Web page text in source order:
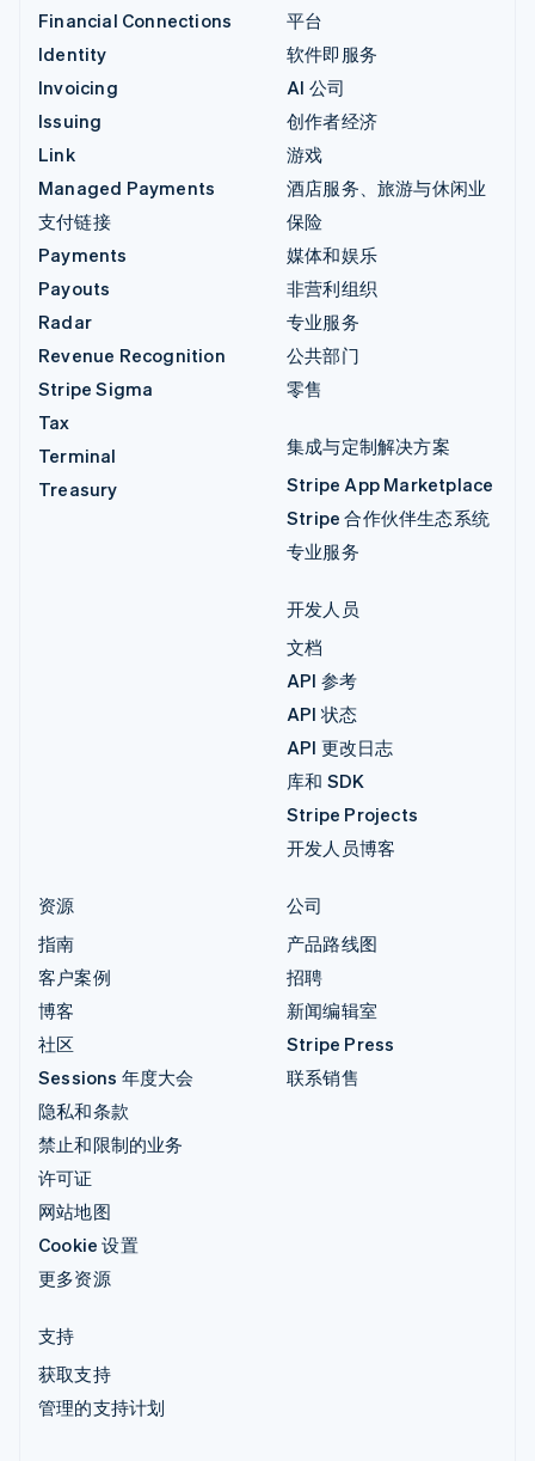
Financial Connections
Identity
Invoicing
Issuing
Link
Managed Payments
支付链接
Payments
Payouts
Radar
Revenue Recognition
Stripe Sigma
Tax
Terminal
Treasury
平台
软件即服务
AI 公司
创作者经济
游戏
酒店服务、旅游与休闲业
保险
媒体和娱乐
非营利组织
专业服务
公共部门
零售
集成与定制解决方案
Stripe App Marketplace
Stripe 合作伙伴生态系统
专业服务
开发人员
文档
API 参考
API 状态
API 更改日志
库和 SDK
Stripe Projects
开发人员博客
资源
指南
客户案例
博客
社区
Sessions 年度大会
隐私和条款
禁止和限制的业务
许可证
网站地图
Cookie 设置
更多资源
公司
产品路线图
招聘
新闻编辑室
Stripe Press
联系销售
支持
获取支持
管理的支持计划